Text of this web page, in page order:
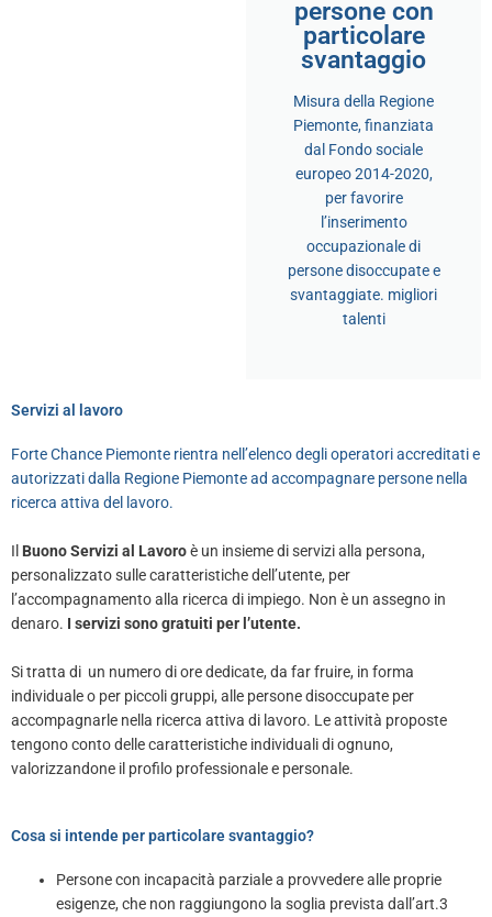
persone con
particolare
svantaggio
Misura della Regione
Piemonte, finanziata
dal Fondo sociale
europeo 2014-2020,
per favorire
l’inserimento
occupazionale di
persone disoccupate e
svantaggiate. migliori
talenti
Servizi al lavoro
Forte Chance Piemonte rientra nell’elenco degli operatori accreditati e
autorizzati dalla Regione Piemonte ad accompagnare persone nella
ricerca attiva del lavoro.
Il Buono Servizi al Lavoroè un insieme di servizi alla persona,
personalizzato sulle caratteristiche dell’utente, per
l’accompagnamento alla ricerca di impiego. Non è un assegno in
denaro. I servizi sono gratuiti per l’utente.
Si tratta di un numero di ore dedicate, da far fruire, in forma
individuale o per piccoli gruppi, alle persone disoccupate per
accompagnarle nella ricerca attiva di lavoro. Le attività proposte
tengono conto delle caratteristiche individuali di ognuno,
valorizzandone il profilo professionale e personale.
Cosa si intende per particolare svantaggio?
Persone con incapacità parziale a provvedere alle proprie
esigenze, che non raggiungono la soglia prevista dall’art.3